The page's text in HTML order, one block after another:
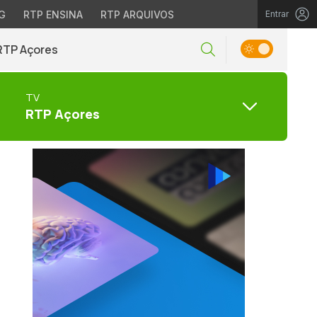
RTP ENSINA RTP ARQUIVOS Entrar
Açores
TV
RTP Açores